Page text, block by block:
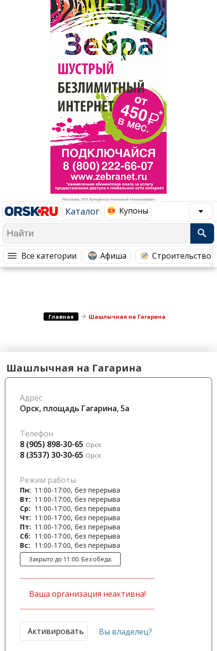
Реклама. ИП Кучеренко Николай Николаевич
Каталог Купоны
Все категории Афиша Строительство
Рестораны, кафе, бары
Развлечения и отдых
Спорт Фитнес
Недвижимость
Красота Косметология
Медицина Здоровье
Гостиницы
Торговля
Бизнес и финансы
Юристы, Экспертиза, Страхование
Ремонт
Социальные организации
Это интересно
Администрация
Промышленность
Городское хозяйство
Популярное →
Главная Шашлычная на Гагарина
Шашлычная на Гагарина
Адрес
Орск, площадь Гагарина, 5а
Телефон
8 (905) 898-30-65 Орск
8 (3537) 30-30-65 Орск
Режим работы
Пн: 11:00-17:00, без перерыва
Вт: 11:00-17:00, без перерыва
Ср: 11:00-17:00, без перерыва
Чт: 11:00-17:00, без перерыва
Пт: 11:00-17:00, без перерыва
Сб: 11:00-17:00, без перерыва
Вс: 11:00-17:00, без перерыва
Закрыто до 11:00. Без обеда.
Ваша организация неактивна!
Активировать Вы владелец?